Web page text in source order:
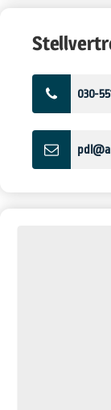
030-